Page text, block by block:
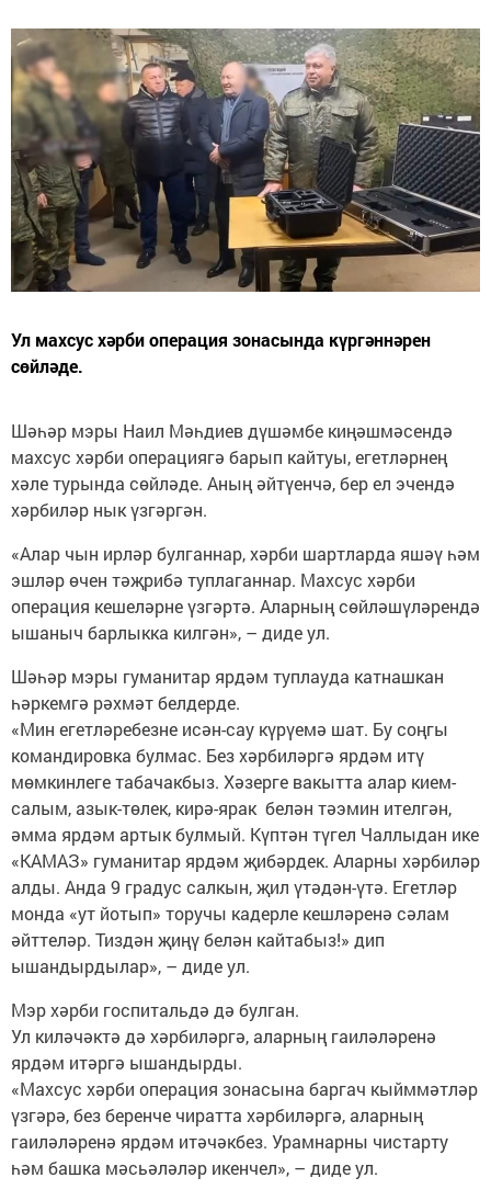
Ул махсус хәрби операция зонасында күргәннәрен
сөйләде.
Шәһәр мэры Наил Мәһдиев дүшәмбе киңәшмәсендә
махсус хәрби операциягә барып кайтуы, егетләрнең
хәле турында сөйләде. Аның әйтүенчә, бер ел эчендә
хәрбиләр нык үзгәргән.
«Алар чын ирләр булганнар, хәрби шартларда яшәү һәм
эшләр өчен тәҗрибә туплаганнар. Махсус хәрби
операция кешеләрне үзгәртә. Аларның сөйләшүләрендә
ышаныч барлыкка килгән», – диде ул.
Шәһәр мэры гуманитар ярдәм туплауда катнашкан
һәркемгә рәхмәт белдерде.
«Мин егетләребезне исән-сау күрүемә шат. Бу соңгы
командировка булмас. Без хәрбиләргә ярдәм итү
мөмкинлеге табачакбыз. Хәзерге вакытта алар кием-
салым, азык-төлек, кирә-ярак белән тәэмин ителгән,
әмма ярдәм артык булмый. Күптән түгел Чаллыдан ике
«КАМАЗ» гуманитар ярдәм җибәрдек. Аларны хәрбиләр
алды. Анда 9 градус салкын, җил үтәдән-үтә. Егетләр
монда «ут йотып» торучы кадерле кешләренә сәлам
әйттеләр. Тиздән җиңү белән кайтабыз!» дип
ышандырдылар», – диде ул.
Мэр хәрби госпитальдә дә булган.
Ул киләчәктә дә хәрбиләргә, аларның гаиләләренә
ярдәм итәргә ышандырды.
«Махсус хәрби операция зонасына баргач кыйммәтләр
үзгәрә, без беренче чиратта хәрбиләргә, аларның
гаиләләренә ярдәм итәчәкбез. Урамнарны чистарту
һәм башка мәсьәләләр икенчел», – диде ул.